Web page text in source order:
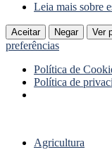
Leia mais sobre
Aceitar Negar Ver
preferências
Política de
Política de
Agricultura